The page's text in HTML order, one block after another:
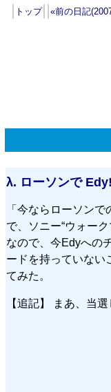
トップ «前の日記
λ. ローソンで
「今ならローソン
で、ソニー“ウォー
なので、今Edyへの
ードを持っていない
てみた。
【追記】 まあ、当